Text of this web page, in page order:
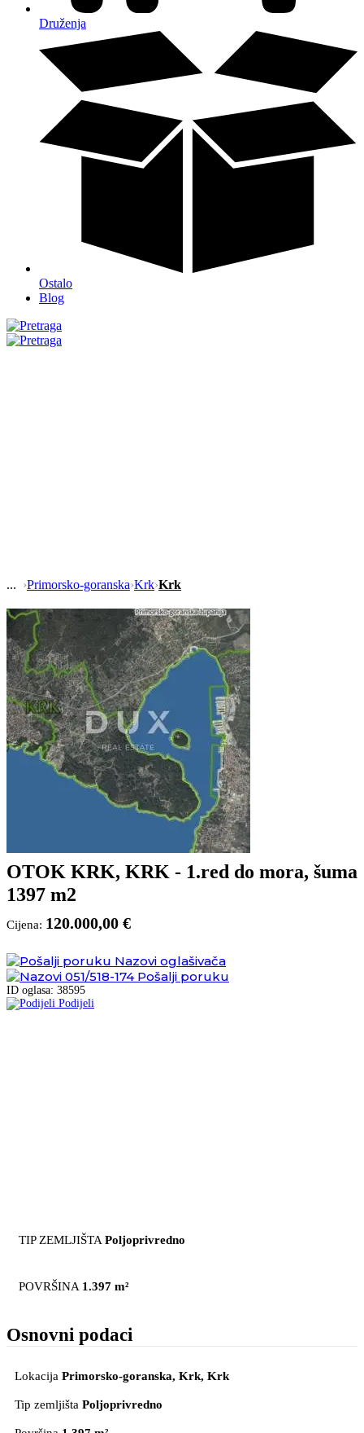
Druženja
Ostalo
Blog
›Primorsko-goranska›Krk›Krk
OTOK KRK, KRK - 1.red do mora, šuma
1397 m2
Cijena: 120.000,00 €
Nazovi oglašivača
051/518-174 Pošalji poruku
ID oglasa: 38595
Podijeli
TIP ZEMLJIŠTA Poljoprivredno
POVRŠINA 1.397 m²
Osnovni podaci
Lokacija Primorsko-goranska, Krk, Krk
Tip zemljišta Poljoprivredno